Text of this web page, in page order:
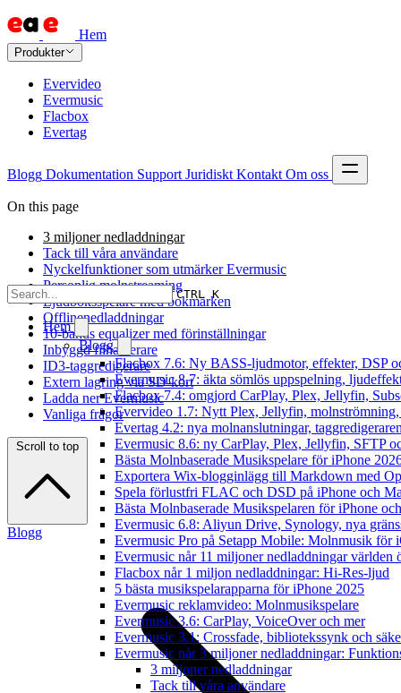
Hem
Produkter
Evervideo
Evermusic
Flacbox
Evertag
Blogg Dokumentation Support Juridiskt Kontakt Om oss
CTRL K
Hem
Blogg
Flacbox 7.6: Ny BASS-ljudmotor, effekter, DSP
Evermusic 8.7: äkta sömlös uppspelning,
Flacbox 7.4: omgjord CarPlay, Plex, Jellyfin,
Evervideo 1.7: Nytt Plex, Jellyfin, molnströmning,
Evertag 4.2: nya molnanslutningar,
Evermusic 8.6: ny CarPlay, Plex, Jellyfin, SFTP
Bästa Molnbaserade Musikspelare för iPhone
Exportera Wix-blogginlägg till Markdown med
Spela förlustfri FLAC och DSD på iPhone och
Bästa Molnbaserade Musikspelaren för iPhone
Evermusic 6.8: Aliyun Drive, Synology, nya
Evermusic Pro på Setapp Mobile: Molnmusik för
Evermusic når 11 miljoner nedladdningar världen
Flacbox når 1 miljon nedladdningar: Hi-Res-ljud
5 bästa musikspelarapparna för iPhone 2025
Evermusic reklamvideo: Molnmusikspelare
Evermusic 3.6: CarPlay, VoiceOver och mer
Evermusic 3.1: Crossfade, bibliotekssynk och
Evermusic når 3 miljoner nedladdningar:
3 miljoner nedladdningar
Tack till våra användare
On this page
3 miljoner nedladdningar
Tack till våra användare
Nyckelfunktioner som utmärker Evermusic
Personlig molnstreaming
Ljudboksspelare med bokmärken
Offlinenedladdningar
10-bands equalizer med förinställningar
Inbyggd filhanterare
ID3-taggredigerare
Extern lagring via SD-kort
Ladda ner Evermusic
Vanliga frågor
Scroll to top
Blogg